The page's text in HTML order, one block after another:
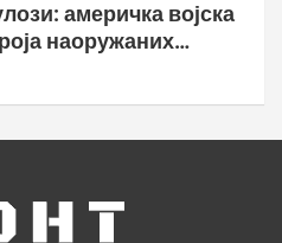
америчка војска
наоружаних